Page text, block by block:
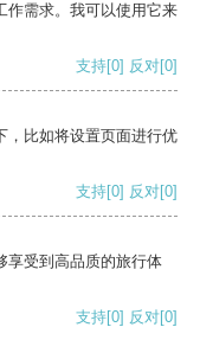
作需求。我可以使用它来
支持[0] 反对[0]
，比如将设置页面进行优
支持[0] 反对[0]
享受到高品质的旅行体
支持[0] 反对[0]